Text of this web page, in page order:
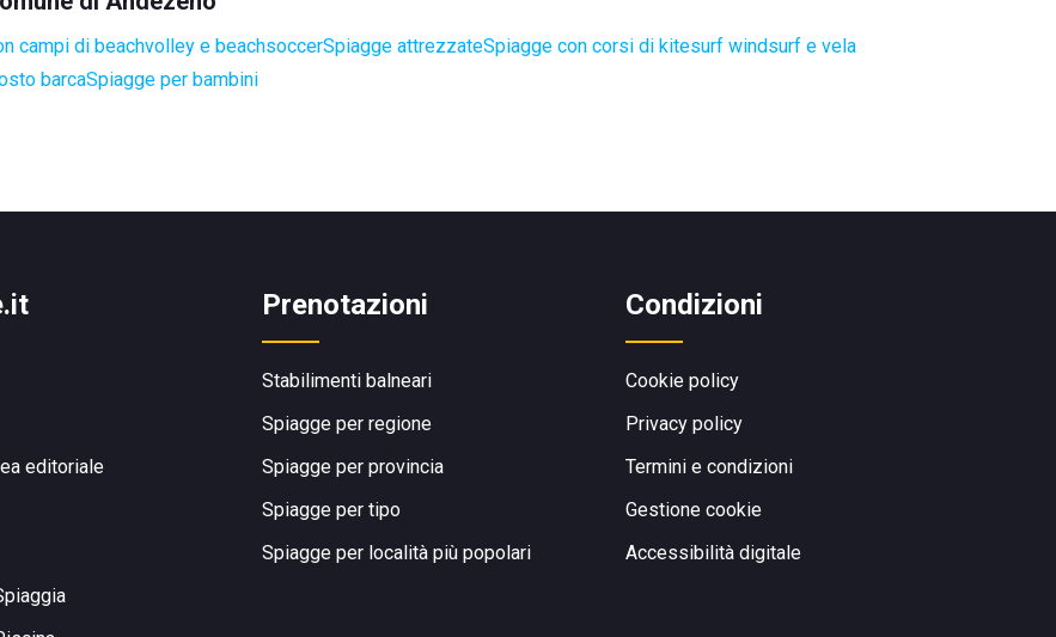
campi di beachvolley e beachsoccerSpiagge attrezzateSpiagge con corsi di kitesurf windsurf e vela
barcaSpiagge per bambini
editoriale
Prenotazioni
Stabilimenti balneari
Spiagge per regione
Spiagge per provincia
Spiagge per tipo
Spiagge per località più popolari
Condizioni
Cookie policy
Privacy policy
Termini e condizioni
Gestione cookie
Accessibilità digitale